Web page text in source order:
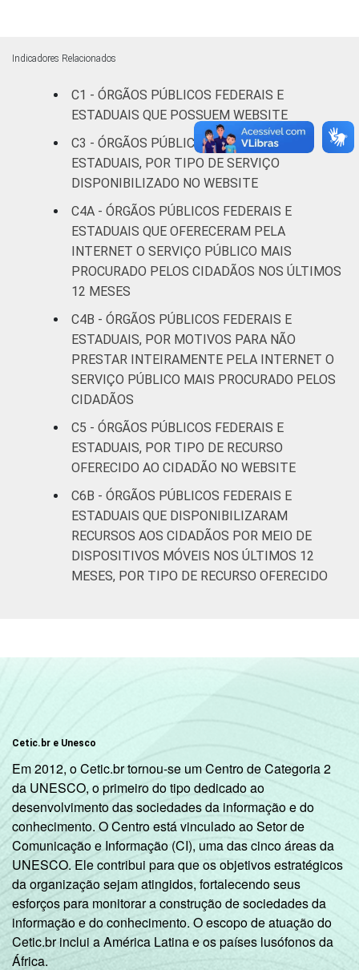
Estudos para o Desenvolvimento da
Sociedade da Informação (Cetic.br),
Pesquisa sobre o uso das tecnologias de
informação e comunicação no setor público
brasileiro – TIC Governo Eletrônico 2021.
Indicadores Relacionados
C1 - ÓRGÃOS PÚBLICOS FEDERAIS E
ESTADUAIS QUE POSSUEM WEBSITE
C3 - ÓRGÃOS PÚBLICOS FEDERAIS E
ESTADUAIS, POR TIPO DE SERVIÇO
DISPONIBILIZADO NO WEBSITE
C4A - ÓRGÃOS PÚBLICOS FEDERAIS E
ESTADUAIS QUE OFERECERAM PELA
INTERNET O SERVIÇO PÚBLICO MAIS
PROCURADO PELOS CIDADÃOS NOS ÚLTIMOS
12 MESES
C4B - ÓRGÃOS PÚBLICOS FEDERAIS E
ESTADUAIS, POR MOTIVOS PARA NÃO
PRESTAR INTEIRAMENTE PELA INTERNET O
SERVIÇO PÚBLICO MAIS PROCURADO PELOS
CIDADÃOS
C5 - ÓRGÃOS PÚBLICOS FEDERAIS E
ESTADUAIS, POR TIPO DE RECURSO
OFERECIDO AO CIDADÃO NO WEBSITE
C6B - ÓRGÃOS PÚBLICOS FEDERAIS E
ESTADUAIS QUE DISPONIBILIZARAM
RECURSOS AOS CIDADÃOS POR MEIO DE
DISPOSITIVOS MÓVEIS NOS ÚLTIMOS 12
MESES, POR TIPO DE RECURSO OFERECIDO
Cetic.br e Unesco
Em 2012, o Cetic.br tornou-se um Centro de Categoria 2
da UNESCO, o primeiro do tipo dedicado ao
desenvolvimento das sociedades da informação e do
conhecimento. O Centro está vinculado ao Setor de
Comunicação e Informação (CI), uma das cinco áreas da
UNESCO. Ele contribui para que os objetivos estratégicos
da organização sejam atingidos, fortalecendo seus
esforços para monitorar a construção de sociedades da
informação e do conhecimento. O escopo de atuação do
Cetic.br inclui a América Latina e os países lusófonos da
África.